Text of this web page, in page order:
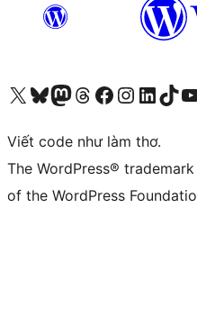
Truy cập tài khoản X (trước đây là Twitter) của chúng tôiVisit our Bluesky account
Visit our Mastodon account
Visit our Threads account
Xem trang Facebook của chúng tôiTruy cập tài khoản Instagram của chúng tôiTruy cập tài khoản LinkedIn của chúng tôiVisit ourTruy cập kênh
Viết code như làm thơ.
The WordPress®
of the WordPress